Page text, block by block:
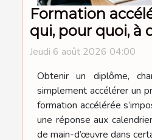
Formation
qui, pour quoi, à
Jeudi 6 août 2026 04:00
Obtenir un diplôme,
simplement accélérer un
formation accélérée
une réponse aux
de main-d’œuvre dans